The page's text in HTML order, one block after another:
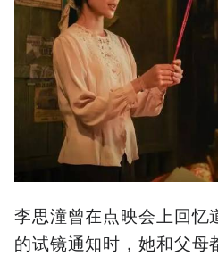
李思潼曾在点映会上回忆
的试镜通知时，她和父母